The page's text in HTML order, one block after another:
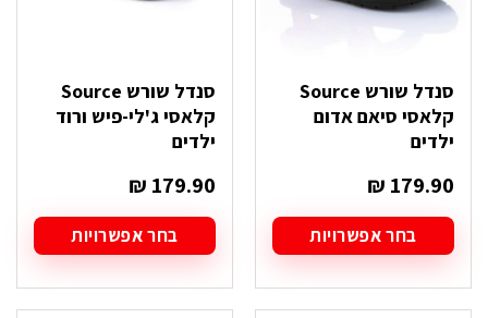
סנדל שורש Source
קלאסי סיאם אדום
ילדים
₪ 179.90
בחר אפשרויות
זה
יש
סנדל שורש Source
קלאסי ג'לי-פיש ורוד
ילדים
₪ 179.90
בחר אפשרויות
זה
יש